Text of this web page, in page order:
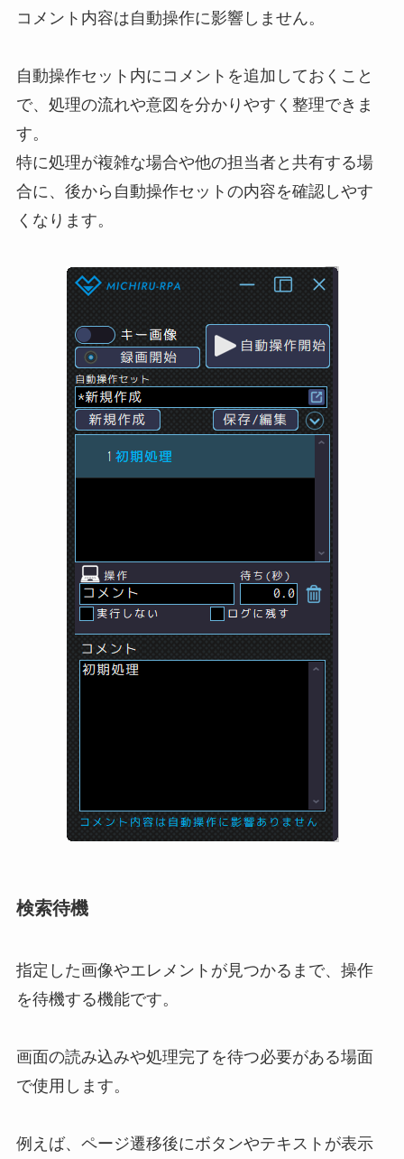
コメント内容は自動操作に影響しません。
自動操作セット内にコメントを追加しておくこと
で、処理の流れや意図を分かりやすく整理できま
す。
特に処理が複雑な場合や他の担当者と共有する場
合に、後から自動操作セットの内容を確認しやす
くなります。
検索待機
指定した画像やエレメントが見つかるまで、操作
を待機する機能です。
画面の読み込みや処理完了を待つ必要がある場面
で使用します。
例えば、ページ遷移後にボタンやテキストが表示